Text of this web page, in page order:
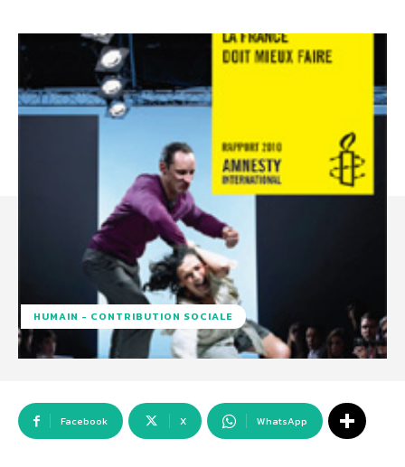
HUMAIN - CONTRIBUTION SOCIALE
Facebook X WhatsApp